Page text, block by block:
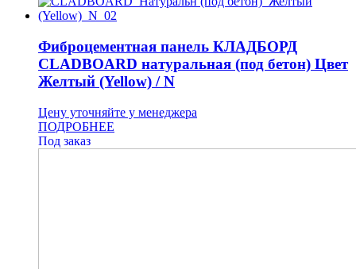
Фиброцементная панель КЛАДБОРД
CLADBOARD натуральная (под бетон) Цвет
Желтый (Yellow) / N
Цену уточняйте у менеджера
ПОДРОБНЕЕ
Под заказ